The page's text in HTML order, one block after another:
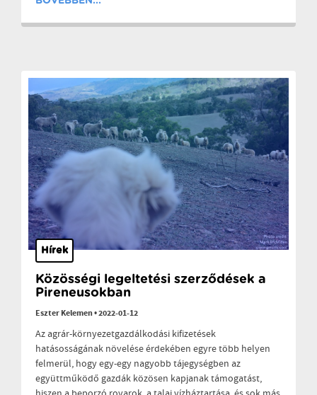
Hírek
Közösségi legeltetési szerződések a
Pireneusokban
Eszter Kelemen•2022-01-12
Az agrár-környezetgazdálkodási kifizetések
hatásosságának növelése érdekében egyre több helyen
felmerül, hogy egy-egy nagyobb tájegységben az
együttműködő gazdák közösen kapjanak támogatást,